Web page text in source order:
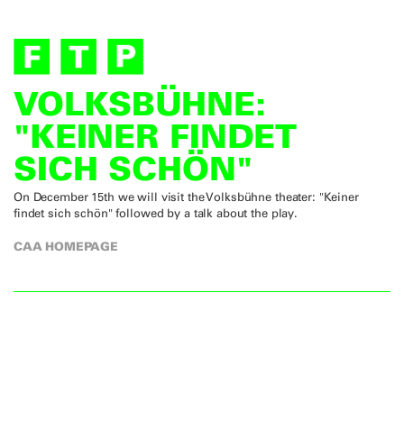
VOLKSBÜHNE:
"KEINER FINDET
SICH SCHÖN"
On December 15th we will visit the Volksbühne theater: "Keiner
findet sich schön" followed by a talk about the play.
CAA HOMEPAGE